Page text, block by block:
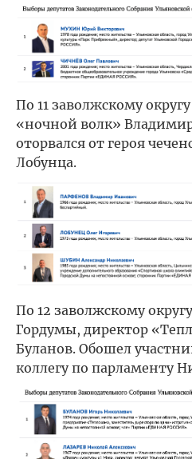
По 11 заволжскому
«ночной волк»
оторвался от героя
Лобунца.
По 12 заволжскому
Гордумы, директор
Буланов. Обошел
коллегу по парламенту